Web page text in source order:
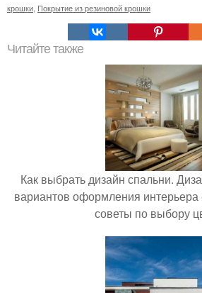
крошки Покрытие из резиновой крошки
Читайте также
Как выбрать дизайн спальни.
вариантов оформления
советы по выбору